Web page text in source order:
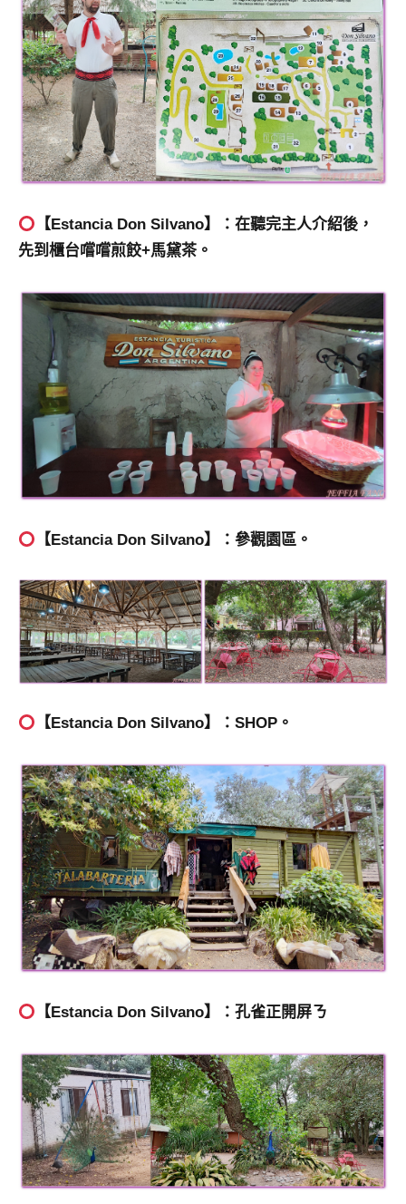
【Estancia Don Silvano】：在聽完主人介紹後，
先到櫃台嚐嚐煎餃+馬黛茶。
【Estancia Don Silvano】：參觀園區。
【Estancia Don Silvano】：SHOP。
【Estancia Don Silvano】：孔雀正開屏ㄋ